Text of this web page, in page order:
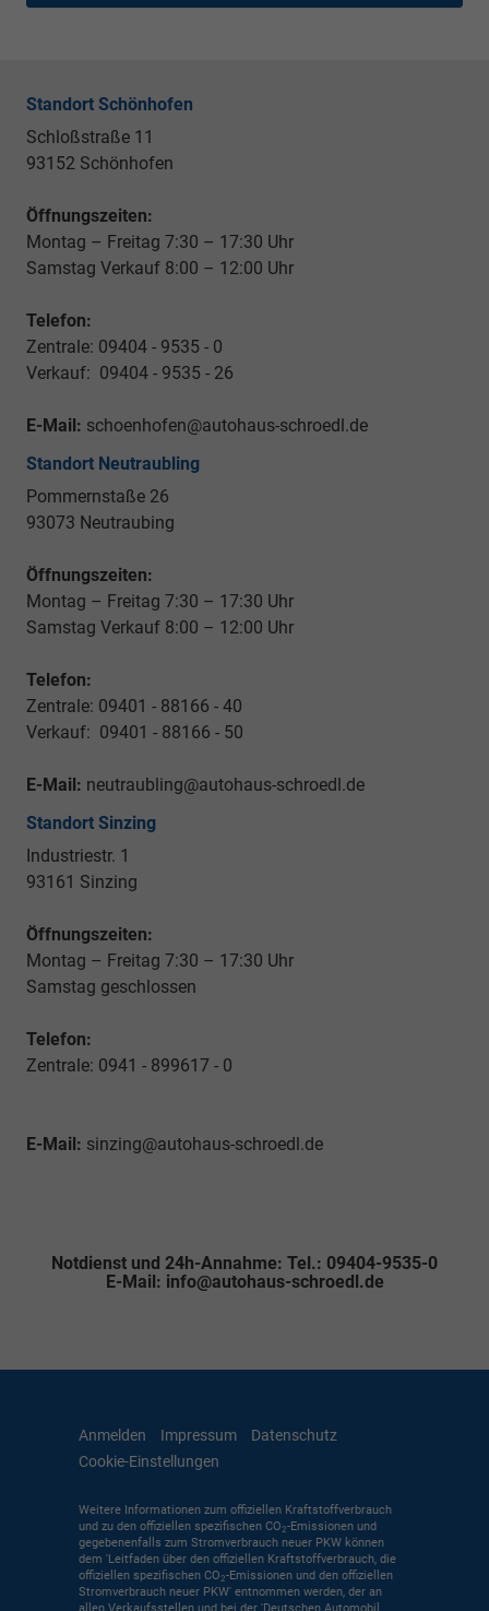
Standort Schönhofen
Schloßstraße 11
93152 Schönhofen
Öffnungszeiten:
Montag – Freitag 7:30 – 17:30 Uhr
Samstag Verkauf 8:00 – 12:00 Uhr
Telefon:
Zentrale: 09404 - 9535 - 0
Verkauf: 09404 - 9535 - 26
E-Mail: schoenhofen@autohaus-schroedl.de
Standort Neutraubling
Pommernstaße 26
93073 Neutraubing
Öffnungszeiten:
Montag – Freitag 7:30 – 17:30 Uhr
Samstag Verkauf 8:00 – 12:00 Uhr
Telefon:
Zentrale: 09401 - 88166 - 40
Verkauf: 09401 - 88166 - 50
E-Mail: neutraubling@autohaus-schroedl.de
Standort Sinzing
Industriestr. 1
93161 Sinzing
Öffnungszeiten:
Montag – Freitag 7:30 – 17:30 Uhr
Samstag geschlossen
Telefon:
Zentrale: 0941 - 899617 - 0
E-Mail: sinzing@autohaus-schroedl.de
Notdienst und 24h-Annahme: Tel.: 09404-9535-0
E-Mail: info@autohaus-schroedl.de
Anmelden Impressum
Datenschutz
Cookie-Einstellungen
Weitere Informationen zum offiziellen Kraftstoffverbrauch
und zu den offiziellen spezifischen CO2-Emissionen und
gegebenenfalls zum Stromverbrauch neuer PKW können
dem 'Leitfaden über den offiziellen Kraftstoffverbrauch, die
offiziellen spezifischen CO2-Emissionen und den offiziellen
Stromverbrauch neuer PKW' entnommen werden, der an
allen Verkaufsstellen und bei der 'Deutschen Automobil